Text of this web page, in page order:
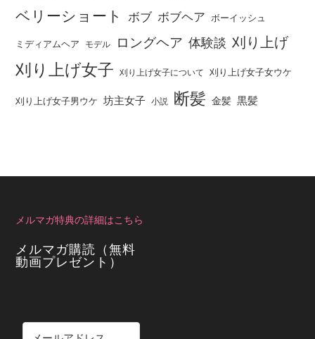
ベリーショート
ボブ ボブヘア ボーイッシュ
ミディアムヘア モデル ロングヘア 体験談 刈り上げ
刈り上げ女子 刈り上げ女子について 刈り上げ女子女ウケ
刈り上げ女子男ウケ 坊主女子 小説 断髪 金髪 黒髪
メルマガ特典の詳細はこちら
メルマガ購読（無料
動画プレゼント）